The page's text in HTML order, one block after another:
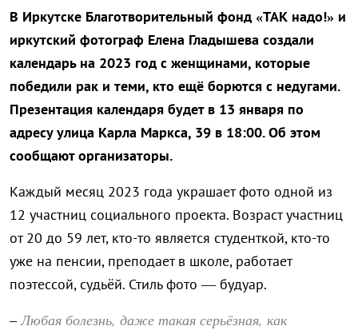
В Иркутске Благотворительный фонд «ТАК надо!» и
иркутский фотограф Елена Гладышева создали
календарь на 2023 год с женщинами, которые
победили рак и теми, кто ещё борются с недугами.
Презентация календаря будет в 13 января по
адресу улица Карла Маркса, 39 в 18:00. Об этом
сообщают организаторы.
Каждый месяц 2023 года украшает фото одной из
12 участниц социального проекта. Возраст участниц
от 20 до 59 лет, кто-то является студенткой, кто-то
уже на пенсии, преподает в школе, работает
поэтессой, судьёй. Стиль фото — будуар.
–Любая болезнь, даже такая серьёзная, как